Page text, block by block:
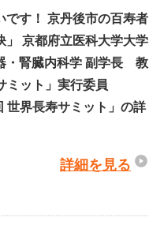
です！ 京丹後市の百寿者
」 京都府立医科大学大学
腎臓内科学 副学長 教
サミット」実行委員
世界長寿サミット」の詳
詳細を見る